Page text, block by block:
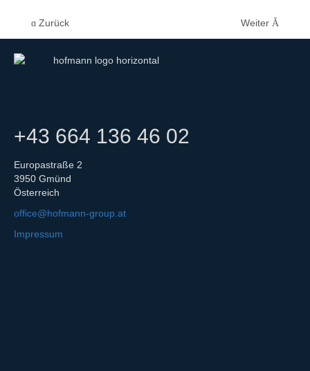
Zurück Weiter
+43 664 136 46 02
Europastraße 2
3950 Gmünd
Österreich
office@hofmann-group.at
Impressum